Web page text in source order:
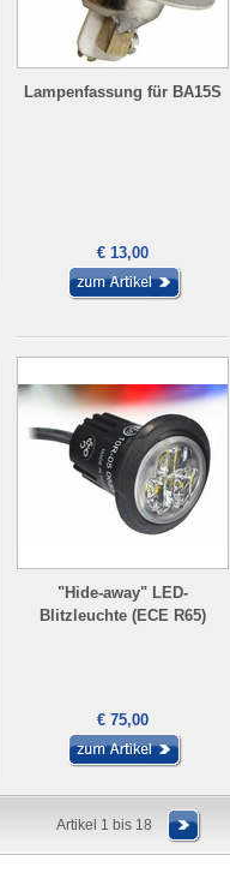
Lampenfassung für BA15S
€ 13,00
"Hide-away" LED-
Blitzleuchte (ECE R65)
€ 75,00
Artikel 1 bis 18